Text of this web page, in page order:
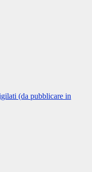
(da pubblicare in